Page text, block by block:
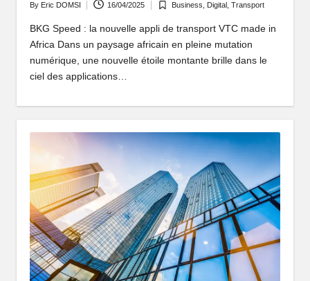
Posted
by
By Eric DOMSI 16/04/2025
Posted
in
Business Digital Transport
BKG Speed : la nouvelle appli de transport VTC made in
Africa Dans un paysage africain en pleine mutation
numérique, une nouvelle étoile montante brille dans le
ciel des applications…